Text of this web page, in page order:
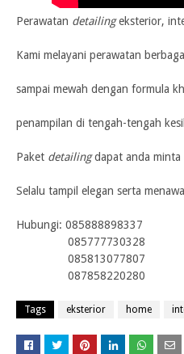
Perawatan detailingeksterior,
Kami melayani perawatan
sampai mewah dengan formula
penampilan di tengah-tengah
Paket detailing dapat anda minta
Selalu tampil elegan serta
Hubungi: 085888898337
085777730328
085813077807
087858220280
Tags eksterior home